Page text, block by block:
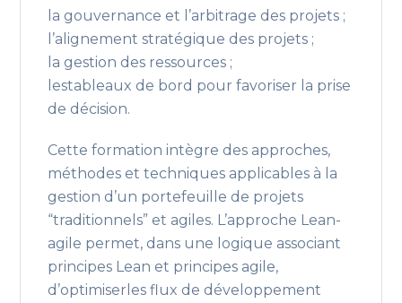
la gouvernance et l’arbitrage des projets ;
l’alignement stratégique des projets ;
la gestion des ressources ;
lestableaux de bord pour favoriser la prise
de décision.
Cette formation intègre des approches,
méthodes et techniques applicables à la
gestion d’un portefeuille de projets
“traditionnels” et agiles. L’approche Lean-
agile permet, dans une logique associant
principes Lean et principes agile,
d’optimiserles flux de développement